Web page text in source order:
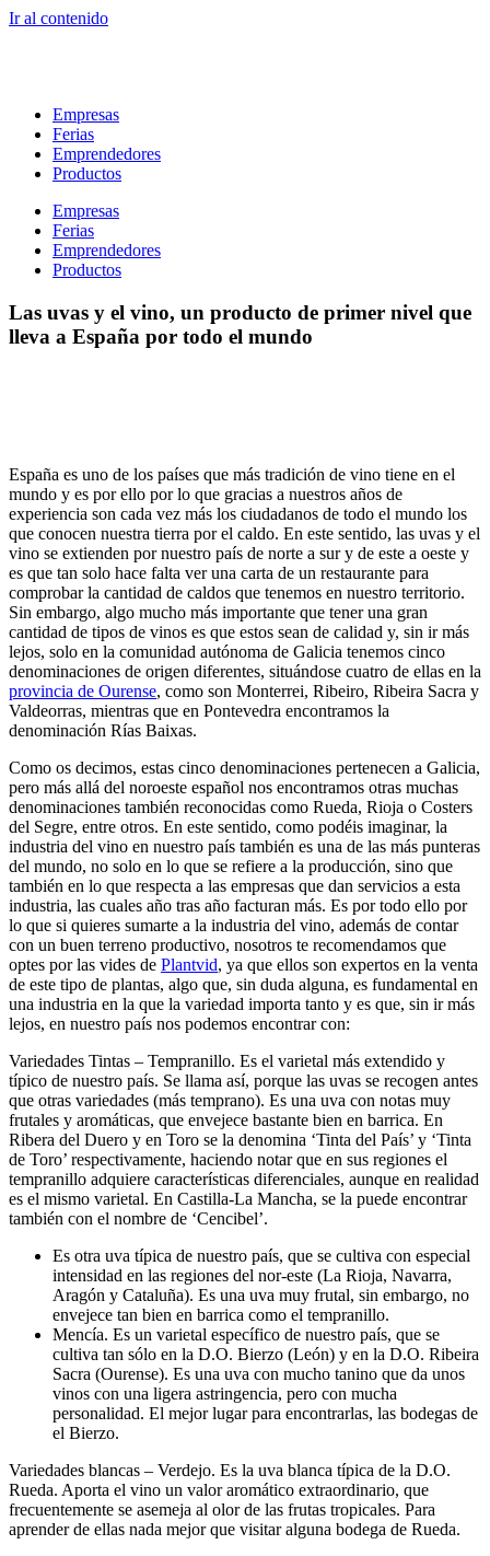
Ir al contenido
Empresas
Ferias
Emprendedores
Productos
Empresas
Ferias
Emprendedores
Productos
Las uvas y el vino, un producto de primer nivel que
lleva a España por todo el mundo
España es uno de los países que más tradición de vino tiene en el
mundo y es por ello por lo que gracias a nuestros años de
experiencia son cada vez más los ciudadanos de todo el mundo los
que conocen nuestra tierra por el caldo. En este sentido, las uvas y el
vino se extienden por nuestro país de norte a sur y de este a oeste y
es que tan solo hace falta ver una carta de un restaurante para
comprobar la cantidad de caldos que tenemos en nuestro territorio.
Sin embargo, algo mucho más importante que tener una gran
cantidad de tipos de vinos es que estos sean de calidad y, sin ir más
lejos, solo en la comunidad autónoma de Galicia tenemos cinco
denominaciones de origen diferentes, situándose cuatro de ellas en la
provincia de Ourense, como son Monterrei, Ribeiro, Ribeira Sacra y
Valdeorras, mientras que en Pontevedra encontramos la
denominación Rías Baixas.
Como os decimos, estas cinco denominaciones pertenecen a Galicia,
pero más allá del noroeste español nos encontramos otras muchas
denominaciones también reconocidas como Rueda, Rioja o Costers
del Segre, entre otros. En este sentido, como podéis imaginar, la
industria del vino en nuestro país también es una de las más punteras
del mundo, no solo en lo que se refiere a la producción, sino que
también en lo que respecta a las empresas que dan servicios a esta
industria, las cuales año tras año facturan más. Es por todo ello por
lo que si quieres sumarte a la industria del vino, además de contar
con un buen terreno productivo, nosotros te recomendamos que
optes por las vides de Plantvid, ya que ellos son expertos en la venta
de este tipo de plantas, algo que, sin duda alguna, es fundamental en
una industria en la que la variedad importa tanto y es que, sin ir más
lejos, en nuestro país nos podemos encontrar con:
Variedades Tintas – Tempranillo. Es el varietal más extendido y
típico de nuestro país. Se llama así, porque las uvas se recogen antes
que otras variedades (más temprano). Es una uva con notas muy
frutales y aromáticas, que envejece bastante bien en barrica. En
Ribera del Duero y en Toro se la denomina ‘Tinta del País’ y ‘Tinta
de Toro’ respectivamente, haciendo notar que en sus regiones el
tempranillo adquiere características diferenciales, aunque en realidad
es el mismo varietal. En Castilla-La Mancha, se la puede encontrar
también con el nombre de ‘Cencibel’.
Es otra uva típica de nuestro país, que se cultiva con especial
intensidad en las regiones del nor-este (La Rioja, Navarra,
Aragón y Cataluña). Es una uva muy frutal, sin embargo, no
envejece tan bien en barrica como el tempranillo.
Mencía. Es un varietal específico de nuestro país, que se
cultiva tan sólo en la D.O. Bierzo (León) y en la D.O. Ribeira
Sacra (Ourense). Es una uva con mucho tanino que da unos
vinos con una ligera astringencia, pero con mucha
personalidad. El mejor lugar para encontrarlas, las bodegas de
el Bierzo.
Variedades blancas – Verdejo. Es la uva blanca típica de la D.O.
Rueda. Aporta el vino un valor aromático extraordinario, que
frecuentemente se asemeja al olor de las frutas tropicales. Para
aprender de ellas nada mejor que visitar alguna bodega de Rueda.